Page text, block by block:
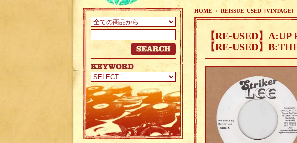
HOME > REISSUE USED [VINTAGE]
【RE-USED】
【RE-USED】